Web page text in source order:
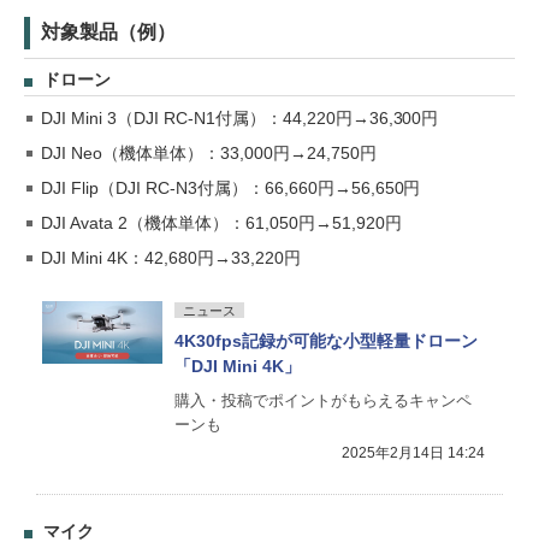
対象製品（例）
ドローン
DJI Mini 3（DJI RC-N1付属）：44,220円→36,300円
DJI Neo（機体単体）：33,000円→24,750円
DJI Flip（DJI RC-N3付属）：66,660円→56,650円
DJI Avata 2（機体単体）：61,050円→51,920円
DJI Mini 4K：42,680円→33,220円
ニュース
4K30fps記録が可能な小型軽量ドローン
「DJI Mini 4K」
購入・投稿でポイントがもらえるキャンペ
ーンも
2025年2月14日 14:24
マイク